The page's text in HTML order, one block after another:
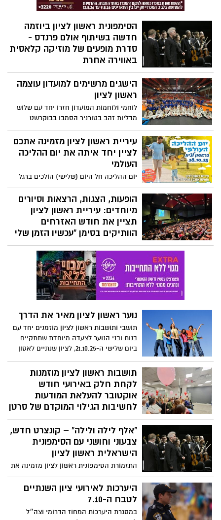
הסימפונית ראשון לציון ביוזמה
חדשה בשיתוף אולם פרנדס -
סדרת מופעים של מוזיקה קלאסית
באווירה אחרת
חוויה קלילה, מהנה ומלאת קסם, עם משקה
ראשון חינם, ריכזנו לכם הכל על המופע
הראשון
הישגים מרשימים למועדון עוצמה
ראשון לציון
לוחמי ולוחמות המועדון חזרו יחד עם שלוש
מדליות זהב בטורניר הסמבו בבוקרשט
עיריית ראשון לציון מזמינה אתכם
לציין יחד איתה את יום ההליכה
העולמי
יום ההליכה חל היום (שלישי) הולכים ברגל
עם הילדים למוסדות החינוך.
הופעות, הצגות, הרצאות וסיורים
מיוחדים: עיריית ראשון לציון
תציין את חודש האזרחים
הוותיקים בסימן "עכשיו הזמן שלי
לעצמי"
לאורך כל חודש נובמבר תקיים העירייה שלל
אירועי תרבות, ספורט ופנאי – ללא כל עלות
או במחיר סמלי בלבד
נוער ראשון לציון מאיר את הדרך
תושבי ותושבות ראשון לציון מוזמנים יחד עם
בנות ובני הנוער לצעדה מיוחדת שתתקיים
ביום שלישי ה-21.10.25, לציון שנתיים לאסון
תושבות ראשון לציון מוזמנות
לקחת חלק באירועי חודש
אוקטובר להעלאת המודעות
לחשיבות הגילוי המוקדם של סרטן
השד
מגוון הרצאות ופעילויות לנשים: סדנאות
תנועה, הרצאות עם כלים פרקטיים לשמירה
על אורח חיים בריא, וסיפורים אישיים מעוררי
השראה לחיזוק החוסן.
“אלף לילה ולילה” – קונצרט חדש,
צבעוני וחושני עם הסימפונית
הישראלית ראשון לציון
התזמורת הסימפונית ראשון לציון מזמינה את
חובבי המוזיקה הקלאסית לערב עשיר,
אקזוטי ומלא צבעים, בהובלתו של המנצח
הבינלאומי דן אטינגר, ולצדו אמן הקלרינט
היערכות לאירועי ציון השנתיים
לטבח ה-7.10
במסגרת היערכות המחוז הדרומי וצה״ל